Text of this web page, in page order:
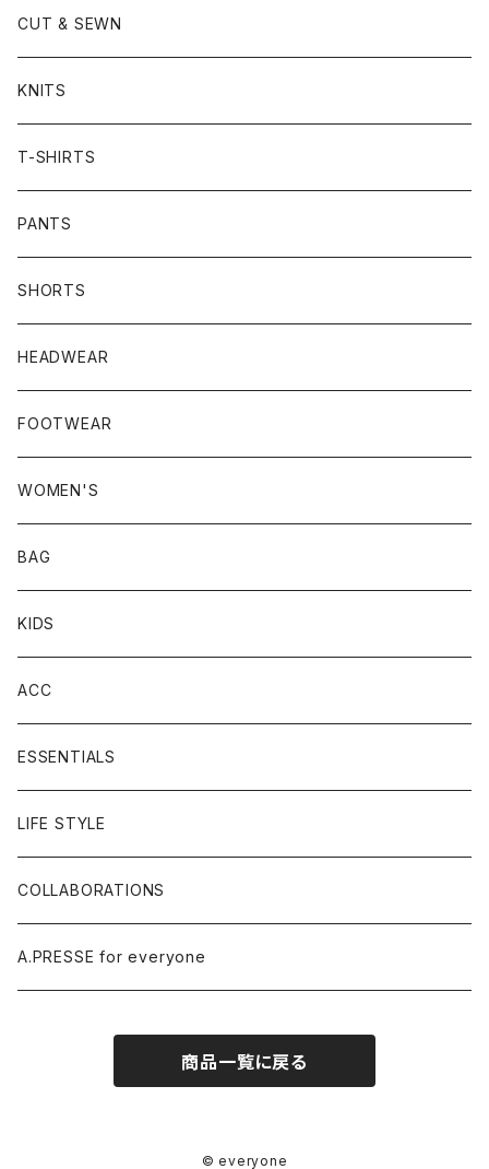
CUT & SEWN
KNITS
T-SHIRTS
PANTS
SHORTS
HEADWEAR
FOOTWEAR
WOMEN'S
BAG
KIDS
ACC
ESSENTIALS
LIFE STYLE
COLLABORATIONS
A.PRESSE for everyone
商品一覧に戻る
© everyone